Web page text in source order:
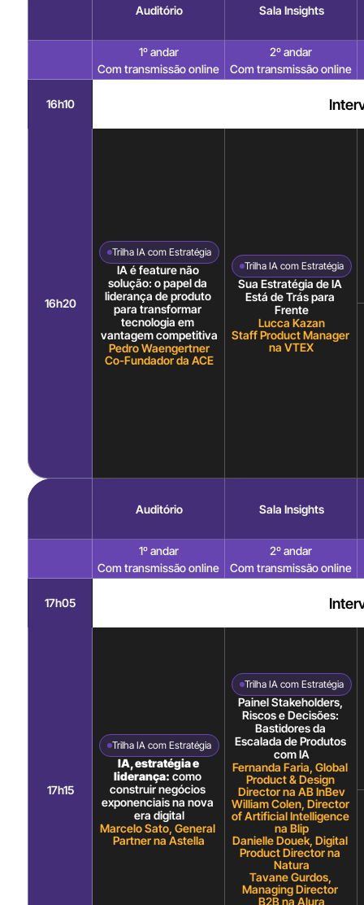
16h10
1º andar
Com transmissão online
2º andar
Com transmissão online
Auditório Sala Insights
16h20
Trilha IA com Estratégia
IA é feature não
solução: o papel da
liderança de produto
para transformar
tecnologia em
vantagem competitiva
Pedro Waengertner
Co-Fundador da ACE
Trilha IA com Estratégia
Sua Estratégia de IA
Está de Trás para
Frente
Lucca Kazan
Staff Product Manager
na VTEX
17h05
1º andar
Com transmissão online
2º andar
Com transmissão online
Auditório Sala Insights
17h15
Trilha IA com Estratégia
IA, estratégia e
liderança: como
construir negócios
exponenciais na nova
era digital
Marcelo Sato, General
Partner na Astella
Trilha IA com Estratégia
Painel Stakeholders,
Riscos e Decisões:
Bastidores da
Escalada de Produtos
com IA
Fernanda Faria, Global
Product & Design
Director na AB InBev
William Colen, Director
of Artificial Intelligence
na Blip
Danielle Douek, Digital
Product Director na
Natura
Tavane Gurdos,
Managing Director
B2B na Alura